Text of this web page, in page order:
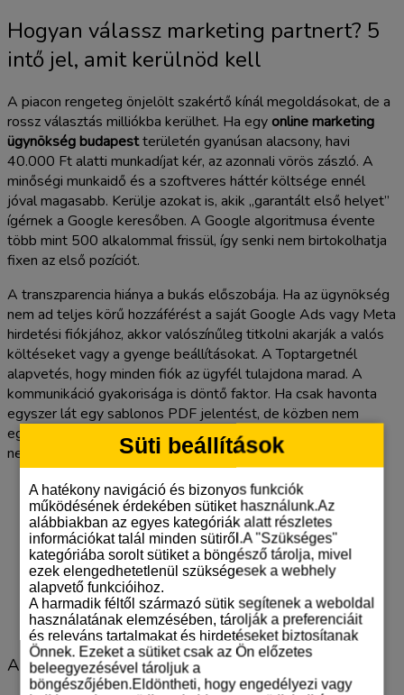
Süti beállítások
A hatékony navigáció és bizonyos funkciók
működésének érdekében sütiket használunk.Az
alábbiakban az egyes kategóriák alatt részletes
információkat talál minden sütiről.A "Szükséges"
kategóriába sorolt sütiket a böngésző tárolja, mivel
ezek elengedhetetlenül szükségesek a webhely
alapvető funkcióihoz.
A harmadik féltől származó sütik segítenek a weboldal
használatának elemzésében, tárolják a preferenciáit
és releváns tartalmakat és hirdetéseket biztosítanak
Önnek. Ezeket a sütiket csak az Ön előzetes
beleegyezésével tároljuk a
böngészőjében.Eldöntheti, hogy engedélyezi vagy
Hogyan válassz marketing partnert? 5
intő jel, amit kerülnöd kell
A piacon rengeteg önjelölt szakértő kínál megoldásokat, de a
rossz választás milliókba kerülhet. Ha egyonline marketing
ügynökség budapestterületén gyanúsan alacsony, havi
40.000 Ft alatti munkadíjat kér, az azonnali vörös zászló. A
minőségi munkaidő és a szoftveres háttér költsége ennél
jóval magasabb. Kerülje azokat is, akik „garantált első helyet”
ígérnek a Google keresőben. A Google algoritmusa évente
több mint 500 alkalommal frissül, így senki nem birtokolhatja
fixen az első pozíciót.
A transzparencia hiánya a bukás előszobája. Ha az ügynökség
nem ad teljes körű hozzáférést a saját Google Ads vagy Meta
hirdetési fiókjához, akkor valószínűleg titkolni akarják a valós
költéseket vagy a gyenge beállításokat. A Toptargetnél
alapvetés, hogy minden fiók az ügyfél tulajdona marad. A
kommunikáció gyakorisága is döntő faktor. Ha csak havonta
egyszer lát egy sablonos PDF jelentést, de közben nem
egyeztetnek a stratégiai irányokról, az ügynökség valójában
nem foglalkozik a fiókjával.
Tapasztalat hiánya:A 10+ éves szakmai múlt azért
kritikus, mert az ilyen csapatok már átélték a
legnagyobb algoritmusváltásokat és gazdasági
válságokat.
Csak a keret érdekli őket:Ha az első megbeszélésen
többet kérdeznek a hirdetési büdzséjéről, mint a
terméke előnyeiről, akkor ön csak egy szám a
táblázatukban.
A ‘fekete kalapos’ technikák veszélyei